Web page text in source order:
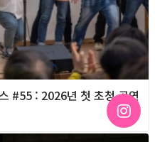
#55 : 2026년 첫 초청 공연